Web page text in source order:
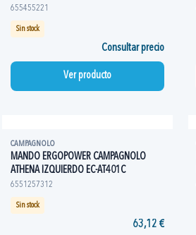
655455221
Sin stock
Consultar precio
Ver producto
CAMPAGNOLO
MANDO ERGOPOWER CAMPAGNOLO
ATHENA IZQUIERDO EC-AT401C
6551257312
Sin stock
63,12 €